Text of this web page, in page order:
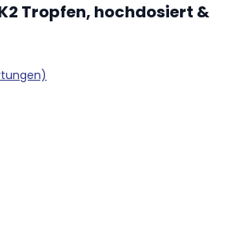
Tropfen, hochdosiert &